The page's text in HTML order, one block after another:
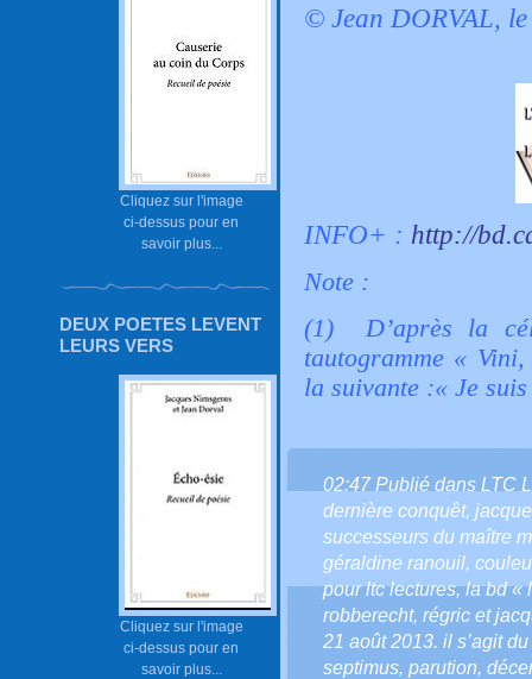
Cliquez sur l'image
ci-dessus pour en
savoir plus...
DEUX POETES LEVENT
LEURS VERS
Cliquez sur l'image
ci-dessus pour en
savoir plus...
© Jean DORVAL,
INFO+ : http://
Note :
(1) D’après la
tautogramme «
la suivante :« Je
02:47 Publié dans LTC
dernière conquêt,
successeurs du maître
géraldine ranouil,
pour ltc lectures,la bd «
robberecht, régric et
21 août 2013. il s’agit
septimus, parution,